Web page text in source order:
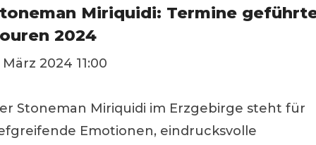
Miriquidi: Termine
2024
März 2024 11:00
Stoneman Miriquidi im Erzgebirge steht für
Emotionen, eindrucksvolle